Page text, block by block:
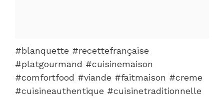
#blanquette #recettefrançaise
#platgourmand #cuisinemaison
#comfortfood #viande #faitmaison #creme
#cuisineauthentique #cuisinetraditionnelle